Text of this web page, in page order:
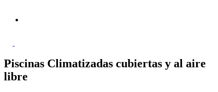
Piscinas Climatizadas cubiertas y al aire
libre